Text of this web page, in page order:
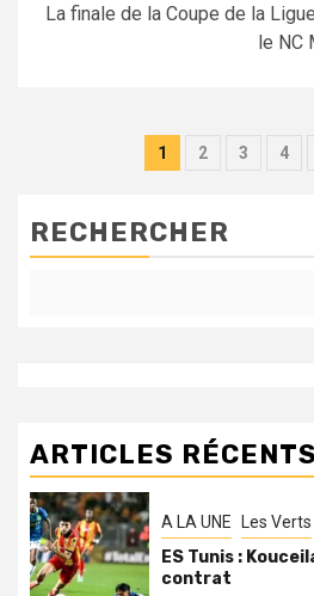
La finale de la Coupe de la
le NC
1 2 3 4
RECHERCHER
ARTICLES RÉCENTS
A LA UNE Les Verts
ES Tunis :
contrat